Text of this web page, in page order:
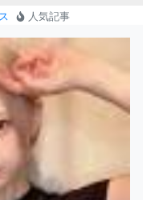
人気記事